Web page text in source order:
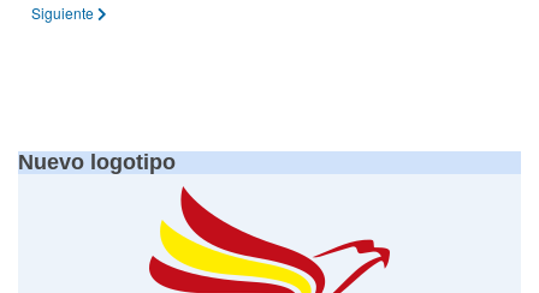
Artículo siguiente: Calendario 2024
Siguiente
Nuevo logotipo